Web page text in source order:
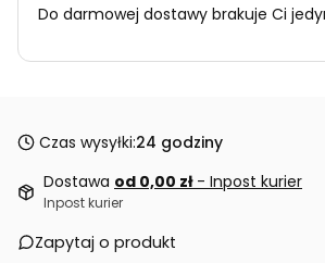
Do darmowej dostawy brakuje Ci
Czas wysyłki:24 godziny
Dostawa od 0,00 zł - Inpost kurier
Inpost kurier
Zapytaj o produkt